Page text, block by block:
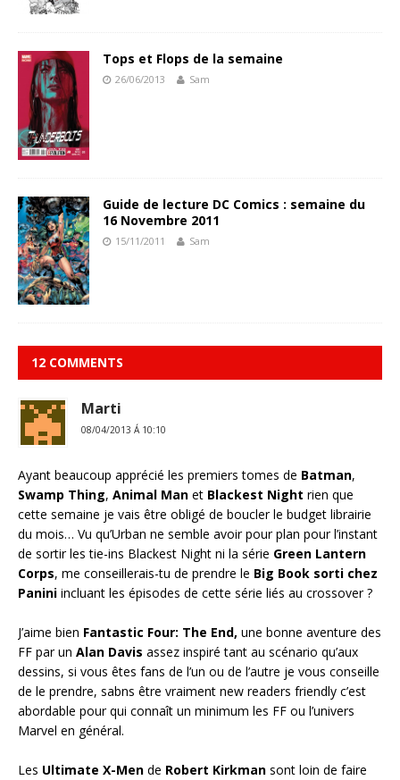
Tops et Flops de la semaine
26/06/2013 Sam
Guide de lecture DC Comics : semaine du
16 Novembre 2011
15/11/2011 Sam
12 COMMENTS
Marti
08/04/2013 Á 10:10
Ayant beaucoup apprécié les premiers tomes de Batman,
Swamp Thing, Animal Man et Blackest Night rien que
cette semaine je vais être obligé de boucler le budget librairie
du mois… Vu qu’Urban ne semble avoir pour plan pour l’instant
de sortir les tie-ins Blackest Night ni la série Green Lantern
Corps, me conseillerais-tu de prendre le Big Book sorti chez
Panini incluant les épisodes de cette série liés au crossover ?
J’aime bien Fantastic Four: The End, une bonne aventure des
FF par un Alan Davis assez inspiré tant au scénario qu’aux
dessins, si vous êtes fans de l’un ou de l’autre je vous conseille
de le prendre, sabns être vraiment new readers friendly c’est
abordable pour qui connaît un minimum les FF ou l’univers
Marvel en général.
Les Ultimate X-Men de Robert Kirkman sont loin de faire